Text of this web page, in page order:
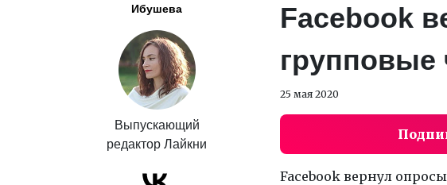
Ибушева
Выпускающий
редактор Лайкни
Facebook
групповые
25 мая 2020
Facebook вернул